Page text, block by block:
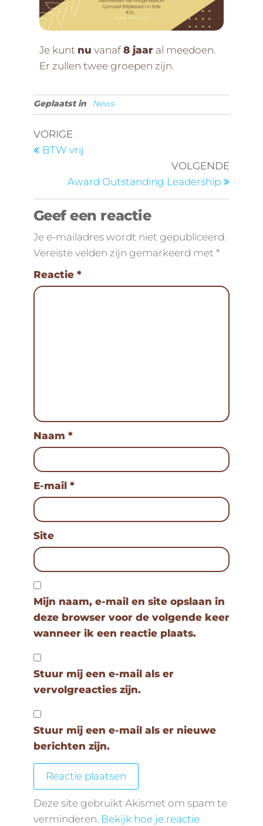
Je kunt nu vanaf 8 jaaral meedoen.
Er zullen twee groepen zijn.
Geplaatst in News
VORIGE
BTW vrij
VOLGENDE
Award Outstanding Leadership
Geef een reactie
Je e-mailadres wordt niet gepubliceerd.
Vereiste velden zijn gemarkeerd met *
Reactie *
Naam *
E-mail *
Site
Mijn naam, e-mail en site opslaan in
deze browser voor de volgende keer
wanneer ik een reactie plaats.
Stuur mij een e-mail als er
vervolgreacties zijn.
Stuur mij een e-mail als er nieuwe
berichten zijn.
Deze site gebruikt Akismet om spam te
verminderen. Bekijk hoe je reactie